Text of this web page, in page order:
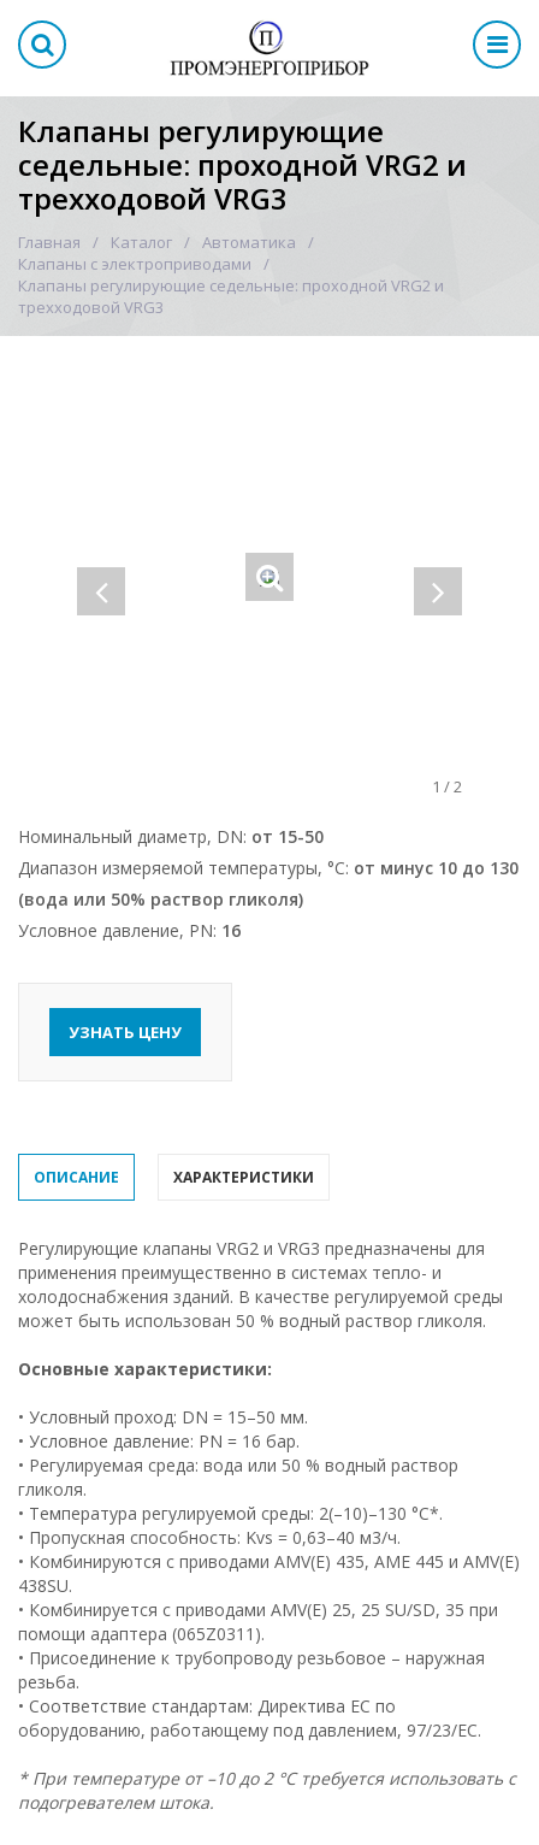
Клапаны регулирующие
седельные: проходной VRG2 и
трехходовой VRG3
Главная Каталог
Автоматика
Клапаны с электроприводами
Клапаны регулирующие седельные: проходной VRG2 и
трехходовой VRG3
1 /2
Номинальный диаметр, DN: от 15-50
Диапазон измеряемой температуры, °С: от минус 10 до 130
(вода или 50% раствор гликоля)
Условное давление, PN: 16
УЗНАТЬ ЦЕНУ
ОПИСАНИЕ ХАРАКТЕРИСТИКИ
Регулирующие клапаны VRG2 и VRG3 предназначены для
применения преимущественно в системах тепло- и
холодоснабжения зданий. В качестве регулируемой среды
может быть использован 50 % водный раствор гликоля.
Основные характеристики:
• Условный проход: DN = 15–50 мм.
• Условное давление: PN = 16 бар.
• Регулируемая среда: вода или 50 % водный раствор
гликоля.
• Температура регулируемой среды: 2(–10)–130 °С*.
• Пропускная способность: Kvs = 0,63–40 м3/ч.
• Комбинируются с приводами AMV(E) 435, AME 445 и AMV(E)
438SU.
• Комбинируется с приводами AMV(E) 25, 25 SU/SD, 35 при
помощи адаптера (065Z0311).
• Присоединение к трубопроводу резьбовое – наружная
резьба.
• Соответствие стандартам: Директива ЕС по
оборудованию, работающему под давлением, 97/23/EC.
* При температуре от –10 до 2 °С требуется использовать с
подогревателем штока.